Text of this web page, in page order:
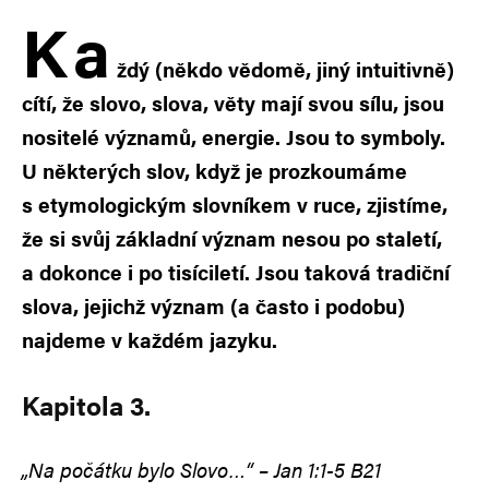
Ka ždý (někdo vědomě, jiný intuitivně)
cítí, že slovo, slova, věty mají svou sílu, jsou
nositelé významů, energie. Jsou to symboly.
U některých slov, když je prozkoumáme
s etymologickým slovníkem v ruce, zjistíme,
že si svůj základní význam nesou po staletí,
a dokonce i po tisíciletí. Jsou taková tradiční
slova, jejichž význam (a často i podobu)
najdeme v každém jazyku.
Kapitola 3.
„Na počátku bylo Slovo…“ – Jan 1:1-5 B21